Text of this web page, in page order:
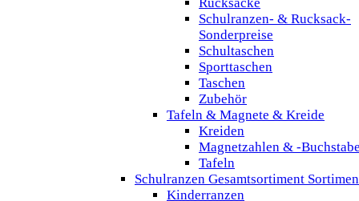
Schulranzen- & Rucksack-
Sonderpreise
Schultaschen
Sporttaschen
Taschen
Zubehör
Tafeln & Magnete & Kreide
Kreiden
Magnetzahlen & -
Tafeln
Schulranzen Gesamtsortiment
Kinderranzen